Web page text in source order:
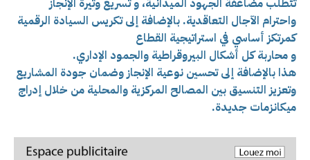
واحترام الآجال التعاقدية. بالإضافة إلىتكريس السيادة الرقمية
كمرتكز أساسي في استراتيجية القطاع
و محاربة كل أشكال البيروقراطية والجمود الإداري.
هذا بالإضافة إلى تحسين نوعية الإنجاز وضمان جودة المشاريع
وتعزيز التنسيق بين المصالح المركزية والمحلية من خلال إدراج
ميكانزمات جديدة.